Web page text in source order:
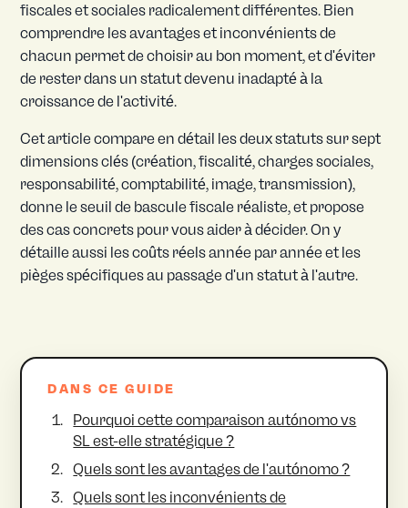
fiscales et sociales radicalement différentes. Bien
comprendre les avantages et inconvénients de
chacun permet de choisir au bon moment, et d'éviter
de rester dans un statut devenu inadapté à la
croissance de l'activité.
Cet article compare en détail les deux statuts sur sept
dimensions clés (création, fiscalité, charges sociales,
responsabilité, comptabilité, image, transmission),
donne le seuil de bascule fiscale réaliste, et propose
des cas concrets pour vous aider à décider. On y
détaille aussi les coûts réels année par année et les
pièges spécifiques au passage d'un statut à l'autre.
DANS CE GUIDE
Pourquoi cette comparaison autónomo vs
SL est-elle stratégique ?
Quels sont les avantages de l'autónomo ?
Quels sont les inconvénients de